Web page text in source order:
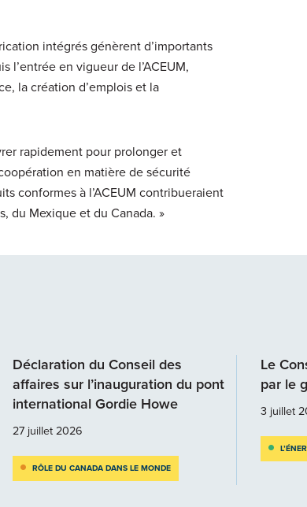
intégrés génèrent d’importants
l’entrée en vigueur de l’ACEUM,
la création d’emplois et la
rapidement pour prolonger et
en matière de sécurité
conformes à l’ACEUM contribueraient
du Mexique et du Canada. »
Déclaration du Conseil des
affaires sur l’inauguration du pont
international Gordie Howe
27 juillet 2026
RÔLE DU CANADA DANS LE MONDE
Le
par le
3 juillet